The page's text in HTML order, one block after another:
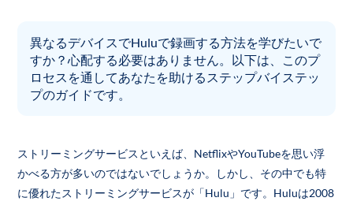
異なるデバイスでHuluで録画する方法を学びたいで
すか？心配する必要はありません。以下は、このプ
ロセスを通してあなたを助けるステップバイステッ
プのガイドです。
ストリーミングサービスといえば、NetflixやYouTubeを思い浮
かべる方が多いのではないでしょうか。しかし、その中でも特
に優れたストリーミングサービスが「Hulu」です。Huluは2008